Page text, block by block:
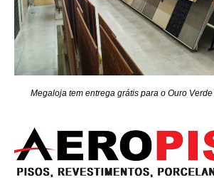
Megaloja tem entrega grátis para o Ouro